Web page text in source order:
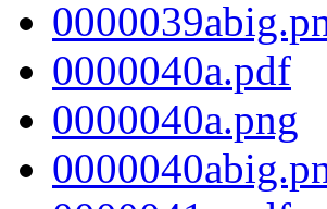
0000040a.pdf
0000040a.png